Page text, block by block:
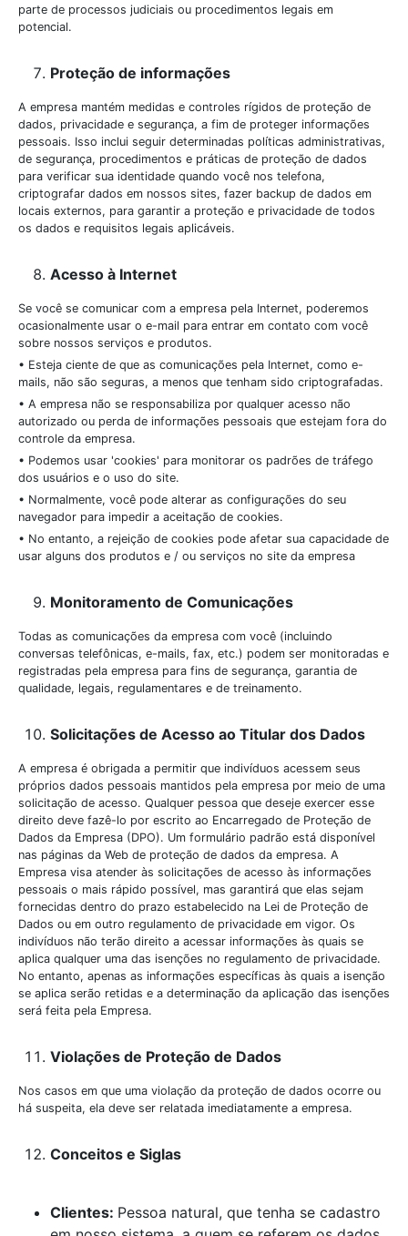
parte de processos judiciais ou procedimentos legais em
potencial.
Proteção de informações
A empresa mantém medidas e controles rígidos de proteção de
dados, privacidade e segurança, a fim de proteger informações
pessoais. Isso inclui seguir determinadas políticas administrativas,
de segurança, procedimentos e práticas de proteção de dados
para verificar sua identidade quando você nos telefona,
criptografar dados em nossos sites, fazer backup de dados em
locais externos, para garantir a proteção e privacidade de todos
os dados e requisitos legais aplicáveis.
Acesso à Internet
Se você se comunicar com a empresa pela Internet, poderemos
ocasionalmente usar o e-mail para entrar em contato com você
sobre nossos serviços e produtos.
• Esteja ciente de que as comunicações pela Internet, como e-
mails, não são seguras, a menos que tenham sido criptografadas.
• A empresa não se responsabiliza por qualquer acesso não
autorizado ou perda de informações pessoais que estejam fora do
controle da empresa.
• Podemos usar 'cookies' para monitorar os padrões de tráfego
dos usuários e o uso do site.
• Normalmente, você pode alterar as configurações do seu
navegador para impedir a aceitação de cookies.
• No entanto, a rejeição de cookies pode afetar sua capacidade de
usar alguns dos produtos e / ou serviços no site da empresa
Monitoramento de Comunicações
Todas as comunicações da empresa com você (incluindo
conversas telefônicas, e-mails, fax, etc.) podem ser monitoradas e
registradas pela empresa para fins de segurança, garantia de
qualidade, legais, regulamentares e de treinamento.
Solicitações de Acesso ao Titular dos Dados
A empresa é obrigada a permitir que indivíduos acessem seus
próprios dados pessoais mantidos pela empresa por meio de uma
solicitação de acesso. Qualquer pessoa que deseje exercer esse
direito deve fazê-lo por escrito ao Encarregado de Proteção de
Dados da Empresa (DPO). Um formulário padrão está disponível
nas páginas da Web de proteção de dados da empresa. A
Empresa visa atender às solicitações de acesso às informações
pessoais o mais rápido possível, mas garantirá que elas sejam
fornecidas dentro do prazo estabelecido na Lei de Proteção de
Dados ou em outro regulamento de privacidade em vigor. Os
indivíduos não terão direito a acessar informações às quais se
aplica qualquer uma das isenções no regulamento de privacidade.
No entanto, apenas as informações específicas às quais a isenção
se aplica serão retidas e a determinação da aplicação das isenções
será feita pela Empresa.
Violações de Proteção de Dados
Nos casos em que uma violação da proteção de dados ocorre ou
há suspeita, ela deve ser relatada imediatamente a empresa.
Conceitos e Siglas
Clientes: Pessoa natural, que tenha se cadastro